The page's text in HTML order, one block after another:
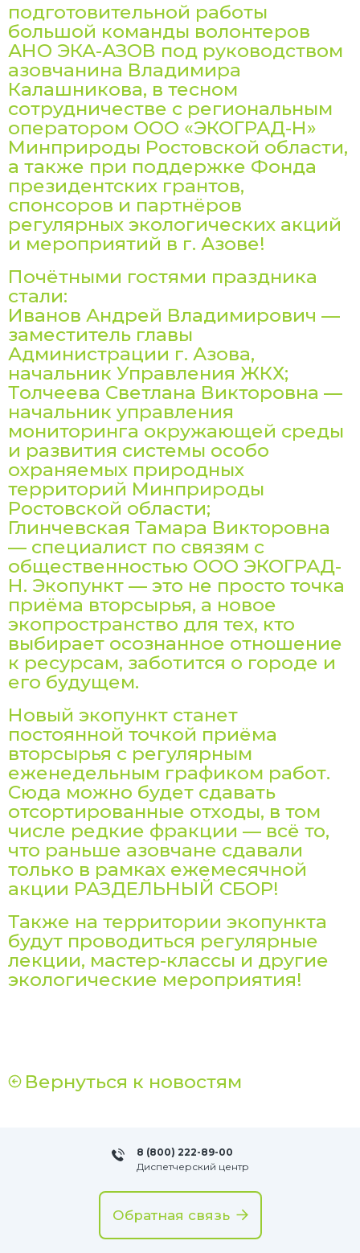
подготовительной работы
большой команды волонтеров
АНО ЭКА-АЗОВ под руководством
азовчанина Владимира
Калашникова, в тесном
сотрудничестве с региональным
оператором ООО «ЭКОГРАД-Н»
Минприроды Ростовской области,
а также при поддержке Фонда
президентских грантов,
спонсоров и партнёров
регулярных экологических акций
и мероприятий в г. Азове!
Почётными гостями праздника
стали:
Иванов Андрей Владимирович —
заместитель главы
Администрации г. Азова,
начальник Управления ЖКХ;
Толчеева Светлана Викторовна —
начальник управления
мониторинга окружающей среды
и развития системы особо
охраняемых природных
территорий Минприроды
Ростовской области;
Глинчевская Тамара Викторовна
— специалист по связям с
общественностью ООО ЭКОГРАД-
Н. Экопункт — это не просто точка
приёма вторсырья, а новое
экопространство для тех, кто
выбирает осознанное отношение
к ресурсам, заботится о городе и
его будущем.
Новый экопункт станет
постоянной точкой приёма
вторсырья с регулярным
еженедельным графиком работ.
Сюда можно будет сдавать
отсортированные отходы, в том
числе редкие фракции — всё то,
что раньше азовчане сдавали
только в рамках ежемесячной
акции РАЗДЕЛЬНЫЙ СБОР!
Также на территории экопункта
будут проводиться регулярные
лекции, мастер-классы и другие
экологические мероприятия!
Вернуться к новостям
8 (800) 222-89-00
Диспетчерский центр
Обратная связь